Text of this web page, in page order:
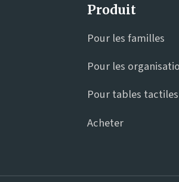
Produit
Pour les familles
Pour les
Pour tables tactiles
Acheter